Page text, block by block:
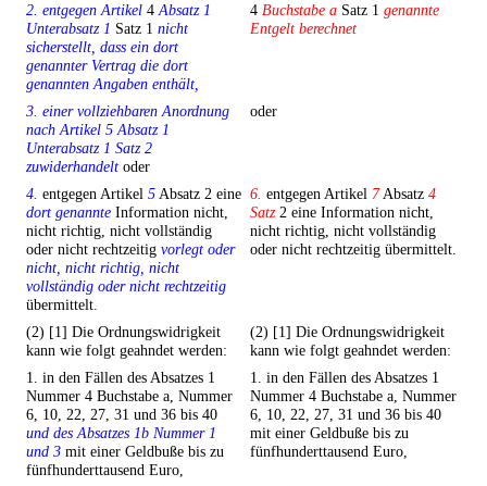
2. entgegen Artikel 4Absatz 1
Unterabsatz 1 Satz 1 nicht
sicherstellt, dass ein dort
genannter Vertrag die dort
genannten Angaben enthält,
4 Buchstabe a Satz 1 genannte
Entgelt berechnet
3. einer vollziehbaren Anordnung
nach Artikel 5 Absatz 1
Unterabsatz 1 Satz 2
zuwiderhandelt oder
oder
4. entgegen Artikel 5Absatz 2 eine
dort genannte Information nicht,
nicht richtig, nicht vollständig
oder nicht rechtzeitig vorlegt oder
nicht, nicht richtig, nicht
vollständig oder nicht rechtzeitig
übermittelt.
6. entgegen Artikel 7Absatz 4
Satz2 eine Information nicht,
nicht richtig, nicht vollständig
oder nicht rechtzeitig übermittelt.
(2) [1] Die Ordnungswidrigkeit
kann wie folgt geahndet werden:
(2) [1] Die Ordnungswidrigkeit
kann wie folgt geahndet werden:
1. in den Fällen des Absatzes 1
Nummer 4 Buchstabe a, Nummer
6, 10, 22, 27, 31 und 36 bis 40
und des Absatzes 1b Nummer 1
und 3 mit einer Geldbuße bis zu
fünfhunderttausend Euro,
1. in den Fällen des Absatzes 1
Nummer 4 Buchstabe a, Nummer
6, 10, 22, 27, 31 und 36 bis 40
mit einer Geldbuße bis zu
fünfhunderttausend Euro,